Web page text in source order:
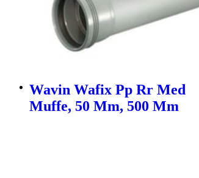
Wavin Wafix Pp Rr Med
Muffe, 50 Mm, 500 Mm